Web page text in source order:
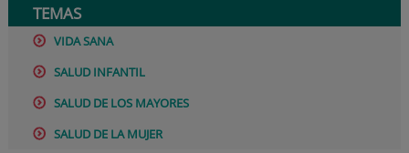
TEMAS
VIDA SANA
SALUD INFANTIL
SALUD DE LOS MAYORES
SALUD DE LA MUJER